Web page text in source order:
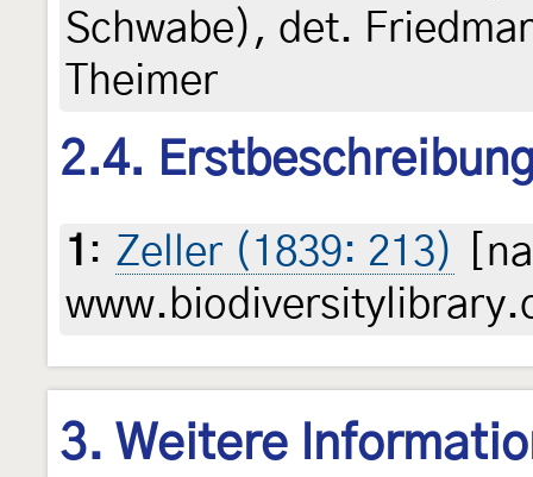
Schwabe), det.
Theimer
2.4.
1 : Zeller (1839: 213)
3. Weitere